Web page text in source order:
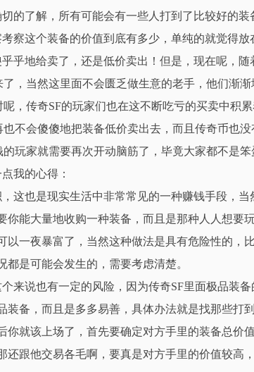
的了解，所有可能会有一些人打到了比较好的
察这个装备的价值到底有多少，单纯的就觉得
乎地给卖了，还是低价卖出！但是，现在呢，随
，当然这里面不会匮乏做生意的老手，他们渐
，传奇SF的玩家们也在这不断吃亏的买卖中积
不会傻傻地把装备低价卖出去，而且传奇币也
玩家就需要再次开动脑筋了，毕竟大家都不是
我的心得：
这也是现实生活中非常常见的一种赚钱手段，当
你能大量地收购一种装备，而且是那种人人想要
以一夜暴富了，当然这种做法是具有危险性的，
都是可能会发生的，需要考虑清楚。
来说也有一定的风险，因为传奇SF里面极品装
装备，而且是多多易善，具体办法就是找那些打
你就该上场了，首先要确定对方手里的装备总价
还跟他交易各毛啊，要真是对方手里的价值较高